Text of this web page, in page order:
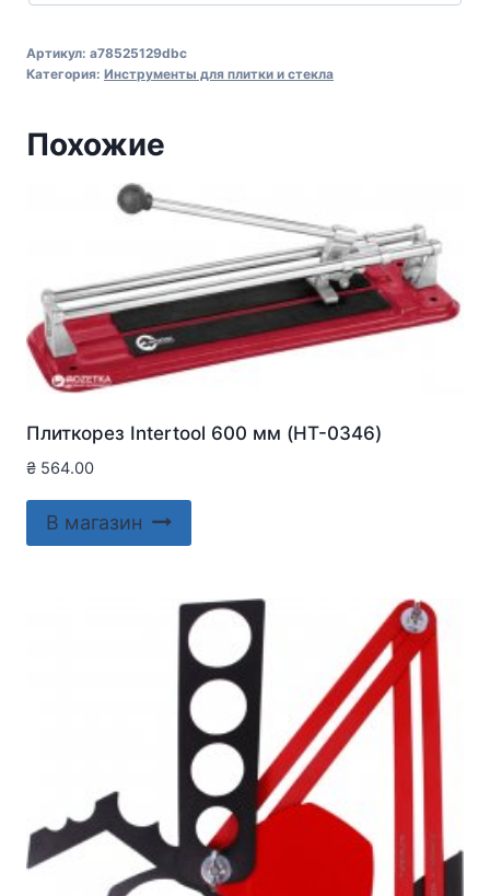
Артикул: a78525129dbc
Категория: Инструменты для плитки и стекла
Похожие
Плиткорез Intertool 600 мм (HT-0346)
₴ 564.00
В магазин